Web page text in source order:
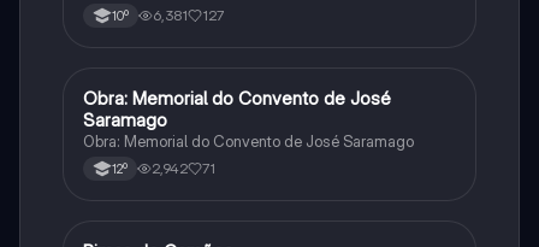
10º 6,381 127
Português
Obra: Memorial do Convento de José
Saramago
Obra: Memorial do Convento de José Saramago
12º 2,942 71